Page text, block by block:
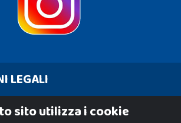
LEGALI
sito utilizza i cookie